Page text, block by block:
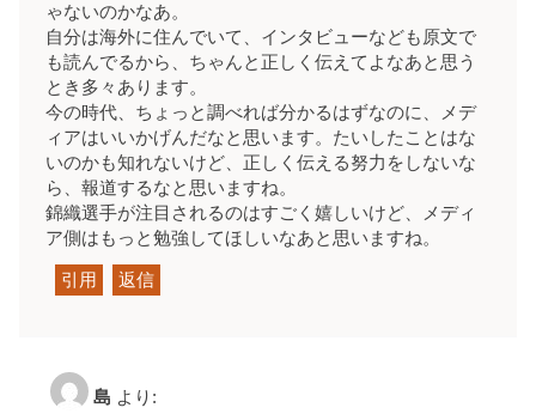
ゃないのかなあ。
自分は海外に住んでいて、インタビューなども原文で
も読んでるから、ちゃんと正しく伝えてよなあと思う
とき多々あります。
今の時代、ちょっと調べれば分かるはずなのに、メデ
ィアはいいかげんだなと思います。たいしたことはな
いのかも知れないけど、正しく伝える努力をしないな
ら、報道するなと思いますね。
錦織選手が注目されるのはすごく嬉しいけど、メディ
ア側はもっと勉強してほしいなあと思いますね。
引用 返信
島 より: